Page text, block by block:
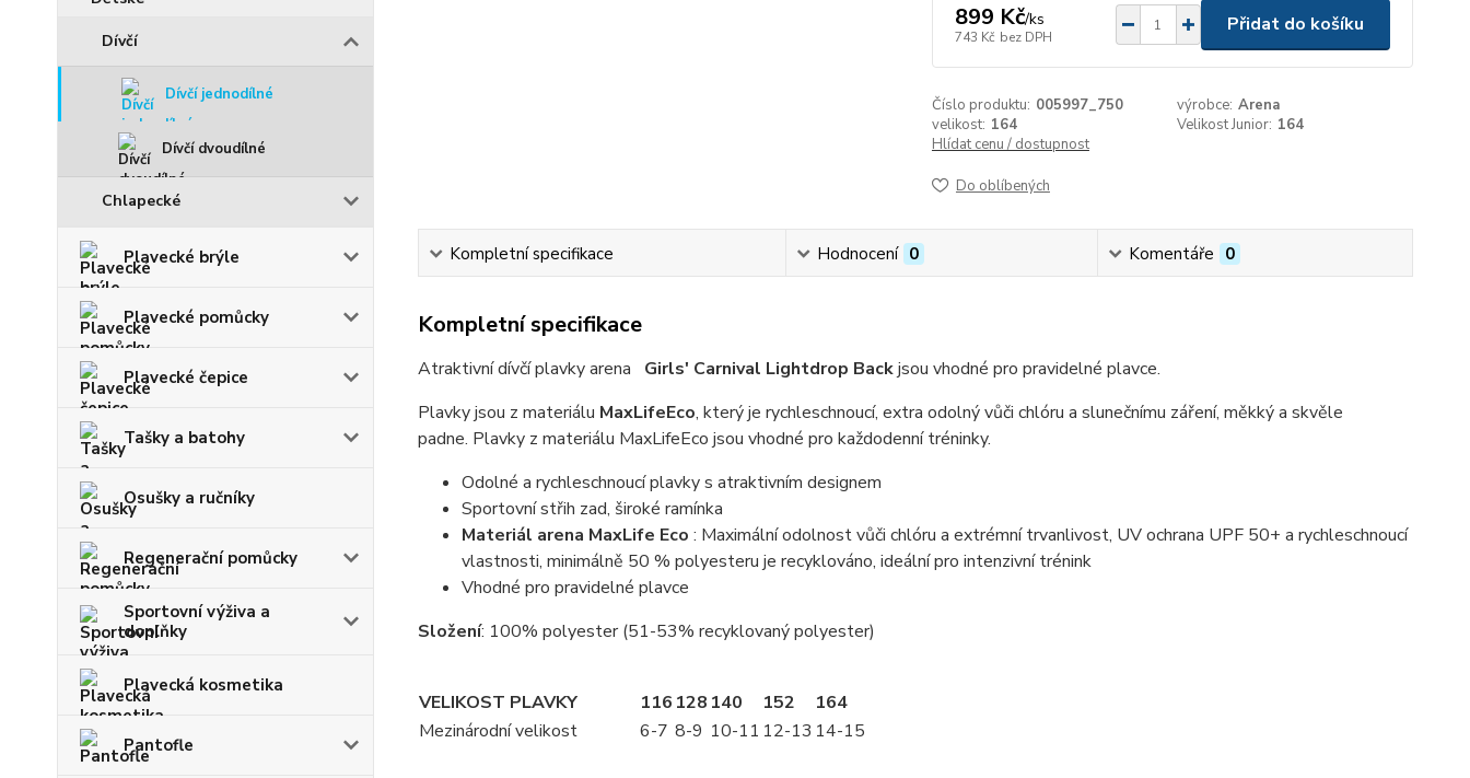
Dívčí
Dívčí jednodílné
Dívčí dvoudílné
Chlapecké
Plavecké brýle
Plavecké pomůcky
Plavecké čepice
Tašky a batohy
Osušky a ručníky
Regenerační pomůcky
Sportovní výživa a
doplňky
Plavecká kosmetika
Pantofle
899 Kč/ks
743 Kč bez DPH
Přidat do košíku
Číslo produktu: 005997_750 výrobce: Arena
velikost: 164 Velikost Junior: 164
Hlídat cenu / dostupnost
Do oblíbených
Kompletní specifikace Hodnocení 0 Komentáře 0
Kompletní specifikace
Atraktivní dívčí plavky arena Girls' Carnival Lightdrop Backjsou vhodné pro pravidelné plavce.
Plavky jsou z materiálu MaxLifeEco, který je rychleschnoucí, extra odolný vůči chlóru a slunečnímu záření, měkký a skvěle
padne. Plavky z materiálu MaxLifeEco jsou vhodné pro každodenní tréninky.
Odolné a rychleschnoucí plavky s atraktivním designem
Sportovní střih zad, široké ramínka
Materiál arena MaxLife Eco : Maximální odolnost vůči chlóru a extrémní trvanlivost, UV ochrana UPF 50+ a rychleschnoucí
vlastnosti, minimálně 50 % polyesteru je recyklováno, ideální pro intenzivní trénink
Vhodné pro pravidelné plavce
Složení: 100% polyester (51-53% recyklovaný polyester)
VELIKOST PLAVKY 116 128 140 152
164
Mezinárodní velikost
6-7 8-9 10-11 12-13 14-15